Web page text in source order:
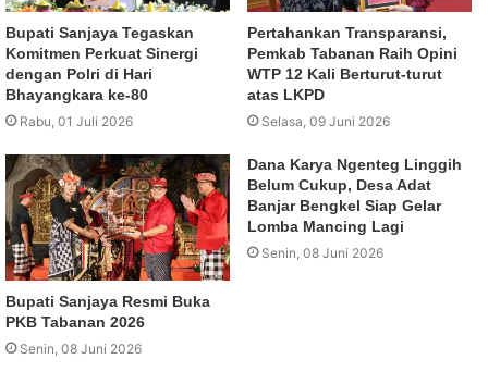
Bupati Sanjaya Tegaskan
Komitmen Perkuat Sinergi
dengan Polri di Hari
Bhayangkara ke-80
Rabu, 01 Juli 2026
Pertahankan Transparansi,
Pemkab Tabanan Raih Opini
WTP 12 Kali Berturut-turut
atas LKPD
Selasa, 09 Juni 2026
Bupati Sanjaya Resmi Buka
PKB Tabanan 2026
Senin, 08 Juni 2026
Dana Karya Ngenteg Linggih
Belum Cukup, Desa Adat
Banjar Bengkel Siap Gelar
Lomba Mancing Lagi
Senin, 08 Juni 2026